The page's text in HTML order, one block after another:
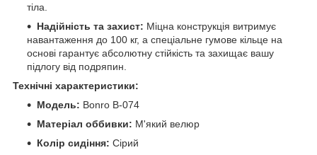
тіла.
Надійність та захист: Міцна конструкція витримує
навантаження до 100 кг, а спеціальне гумове кільце на
основі гарантує абсолютну стійкість та захищає вашу
підлогу від подряпин.
Технічні характеристики:
Модель: Bonro B-074
Матеріал оббивки: М'який велюр
Колір сидіння: Сірий